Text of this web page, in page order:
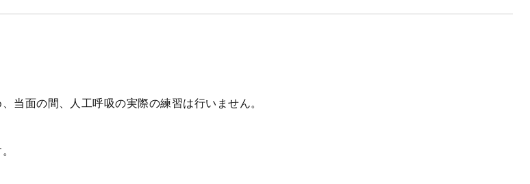
当面の間、人工呼吸の実際の練習は行いません。